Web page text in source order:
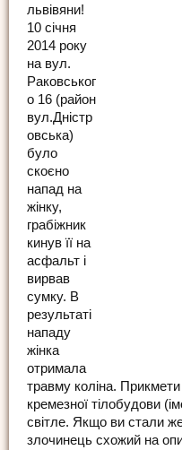
львівяни!
10 січня
2014 року
на вул.
Раковськог
о 16 (район
вул.Дністр
овська)
було
скоєно
напад на
жінку,
грабіжник
кинув її на
асфальт і
вирвав
сумку. В
результаті
нападу
жінка
отримала
травму коліна. Прикмети
кремезної тілобудови
світле. Якщо ви стали
злочинець схожий на